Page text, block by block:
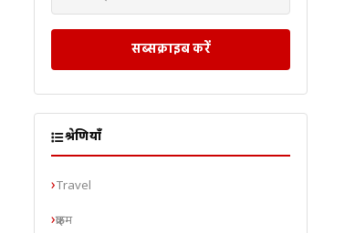
सब्सक्राइब करें
श्रेणियाँ
Travel
क्राइम